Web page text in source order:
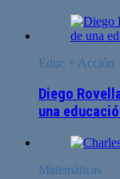
Educ + Acción
Diego
una
Matemáticas